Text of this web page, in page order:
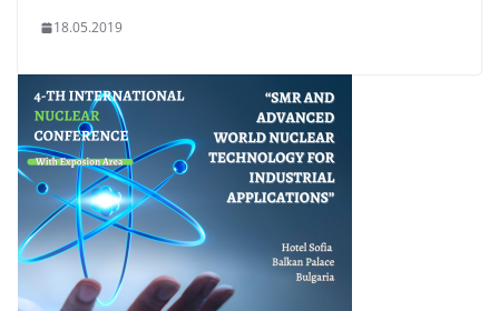
18.05.2019